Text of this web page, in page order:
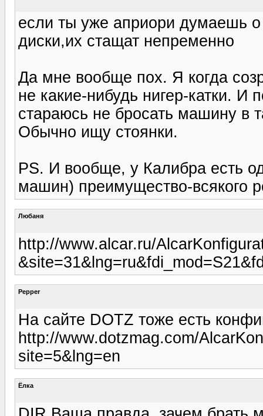
если ты уже априори думаешь
диски,их стащат непременно
Да мне вообще пох. Я когда
не какие-нибудь нигер-катки. И
стараюсь не бросать машину в
Обычно ищу стоянки.
PS. И вообще, у Калибра есть
машин) преимущество-всякого
Любаня
http://www.alcar.ru/
Pepper
На сайте DOTZ тоже есть
http://www.dotzmag.com/
site=5&lng=en
Ёлка